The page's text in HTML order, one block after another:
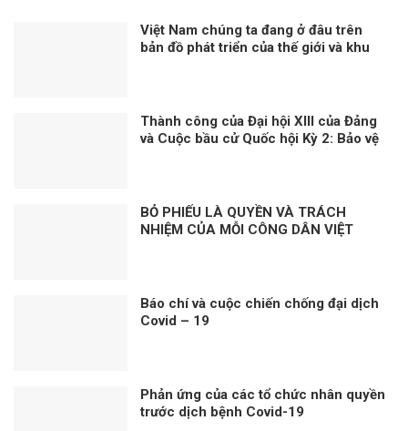
Việt Nam chúng ta đang ở đâu trên
bản đồ phát triển của thế giới và khu
Thành công của Đại hội XIII của Đảng
và Cuộc bầu cử Quốc hội Kỳ 2: Bảo vệ
BỎ PHIẾU LÀ QUYỀN VÀ TRÁCH
NHIỆM CỦA MỖI CÔNG DÂN VIỆT
Báo chí và cuộc chiến chống đại dịch
Covid – 19
Phản ứng của các tổ chức nhân quyền
trước dịch bệnh Covid-19